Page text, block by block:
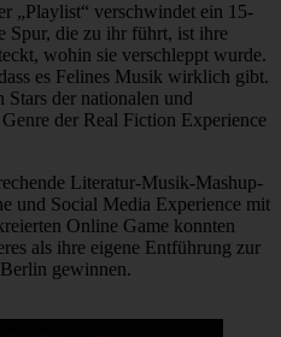
„Playlist“ verschwindet ein 15-
Spur, die zu ihr führt, ist ihre
wohin sie verschleppt wurde.
es Felines Musik wirklich gibt.
Stars der nationalen und
der Real Fiction Experience
Literatur-Musik-Mashup-
und Social Media Experience mit
Online Game konnten
als ihre eigene Entführung zur
gewinnen.